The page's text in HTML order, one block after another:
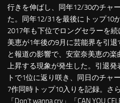
行きを伸ばし、同年12/30のチャ
た。同年12/31を最後にトップ10
2017年も下位でロングセラーを
美恵が1年後の9月に芸能界を引
と報道の影響で、安室奈美恵の
上昇する現象が発生した。引退
トで1位に返り咲き、同日のチャ
7作同時トップ10入りを記録。さ
「Don’t wanna cry」「CAN YOU